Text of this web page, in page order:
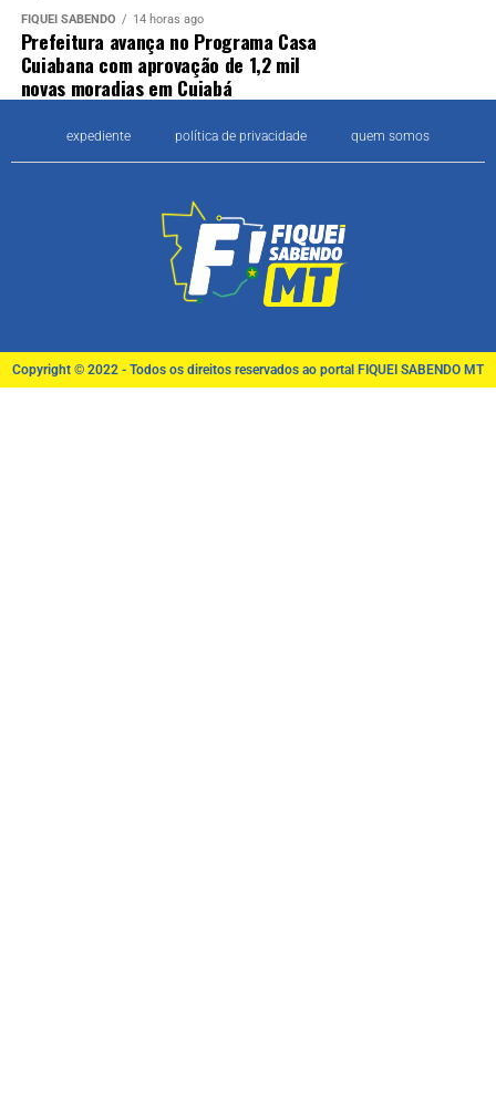
FIQUEI SABENDO 14 horas ago
Prefeitura avança no Programa Casa
Cuiabana com aprovação de 1,2 mil
novas moradias em Cuiabá
expediente política de privacidade quem somos
Copyright © 2022 - Todos os direitos reservados ao portal FIQUEI SABENDO MT